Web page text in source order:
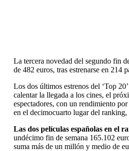
La tercera novedad del segundo fin
de 482 euros, tras estrenarse en 214
Los dos últimos estrenos del ‘Top
calentar la llegada a los cines, el
espectadores, con un rendimiento
en el decimocuarto lugar del
Las dos películas españolas en el
undécimo fin de semana 165.102
suma más de un millón y medio de